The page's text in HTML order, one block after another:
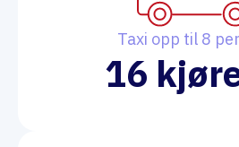
Taxi opp til 8
16